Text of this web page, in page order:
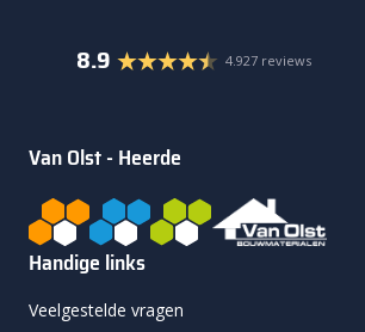
8.9 4.927 reviews
Van Olst - Heerde
Handige links
Veelgestelde vragen